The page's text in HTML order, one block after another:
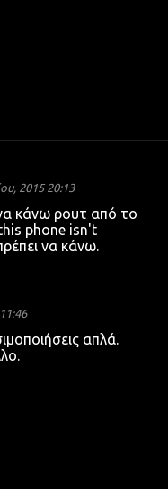
2015 20:13
κάνω ρουτ από το
phone isn't
να κάνω.
απλά.